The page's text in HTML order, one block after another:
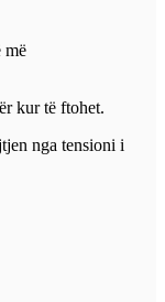
më
kur të ftohet.
nga tensioni i